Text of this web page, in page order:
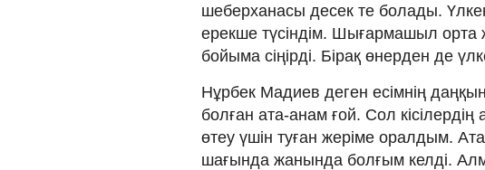
шеберханасы десек те болады.
ерекше түсіндім. Шығармашыл
бойыма сіңірді. Бірақ өнерден де
Нұрбек Мадиев деген есімнің
болған ата-анам ғой. Сол
өтеу үшін туған жеріме оралдым.
ша­ғында жанында болғым келді.